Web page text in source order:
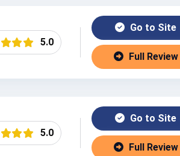
5.0
Go to Site
Full Review
5.0
Go to Site
Full Review